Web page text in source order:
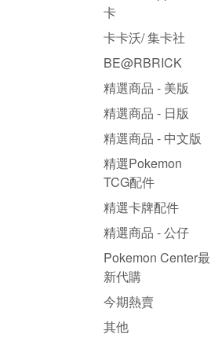
卡
卡卡沃/ 集卡社
BE@RBRICK
精選商品 - 美版
精選商品 - 日版
精選商品 - 中文版
精選Pokemon
TCG配件
精選卡牌配件
精選商品 - 公仔
Pokemon Center最
新代購
今期熱賣
其他